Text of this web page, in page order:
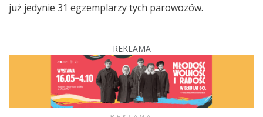
już jedynie 31 egzemplarzy tych parowozów.
REKLAMA